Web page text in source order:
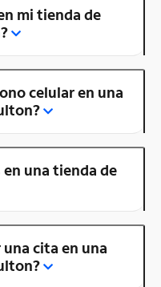
mi tienda de
celular en una
una tienda de
cita en una